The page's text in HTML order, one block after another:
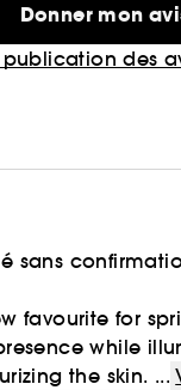
Donner mon
des
sans
favourite for
while
the skin. ...